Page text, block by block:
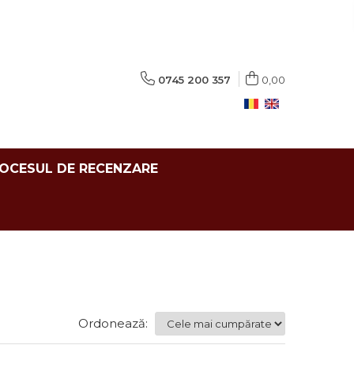
0745 200 357 0,00
DE RECENZARE
Ordonează: